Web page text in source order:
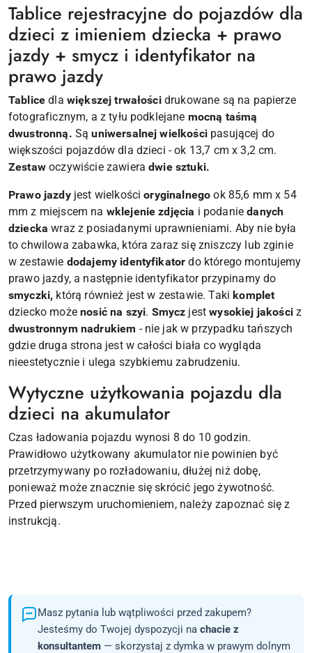
Tablice rejestracyjne do pojazdów dla
dzieci z imieniem dziecka + prawo
jazdy + smycz i identyfikator na
prawo jazdy
Tablice dla większej trwałościdrukowane są na papierze
fotograficznym, a z tyłu podklejane mocną taśmą
dwustronną. Sąuniwersalnej wielkościpasującej do
większości pojazdów dla dzieci - ok 13,7 cm x 3,2 cm.
Zestawoczywiście zawieradwie sztuki.
Prawo jazdyjest wielkościoryginalnego ok 85,6 mm x 54
mm z miejscem na wklejenie zdjęcia i podaniedanych
dziecka wraz z posiadanymi uprawnieniami. Aby nie była
to chwilowa zabawka, która zaraz się zniszczy lub zginie
w zestawie dodajemy identyfikator do którego montujemy
prawo jazdy, a następnie identyfikator przypinamy do
smyczki, którą również jest w zestawie. Takikomplet
dziecko możenosić na szyi. Smycz jestwysokiej jakościz
dwustronnym nadrukiem - nie jak w przypadku tańszych
gdzie druga strona jest w całości biała co wygląda
nieestetycznie i ulega szybkiemu zabrudzeniu.
Wytyczne użytkowania pojazdu dla
dzieci na akumulator
Czas ładowania pojazdu wynosi 8 do 10 godzin.
Prawidłowo użytkowany akumulator nie powinien być
przetrzymywany po rozładowaniu, dłużej niż dobę,
ponieważ może znacznie się skrócić jego żywotność.
Przed pierwszym uruchomieniem, należy zapoznać się z
instrukcją.
Masz pytania lub wątpliwości przed zakupem?
Jesteśmy do Twojej dyspozycji na chacie z
konsultantem — skorzystaj z dymka w prawym dolnym